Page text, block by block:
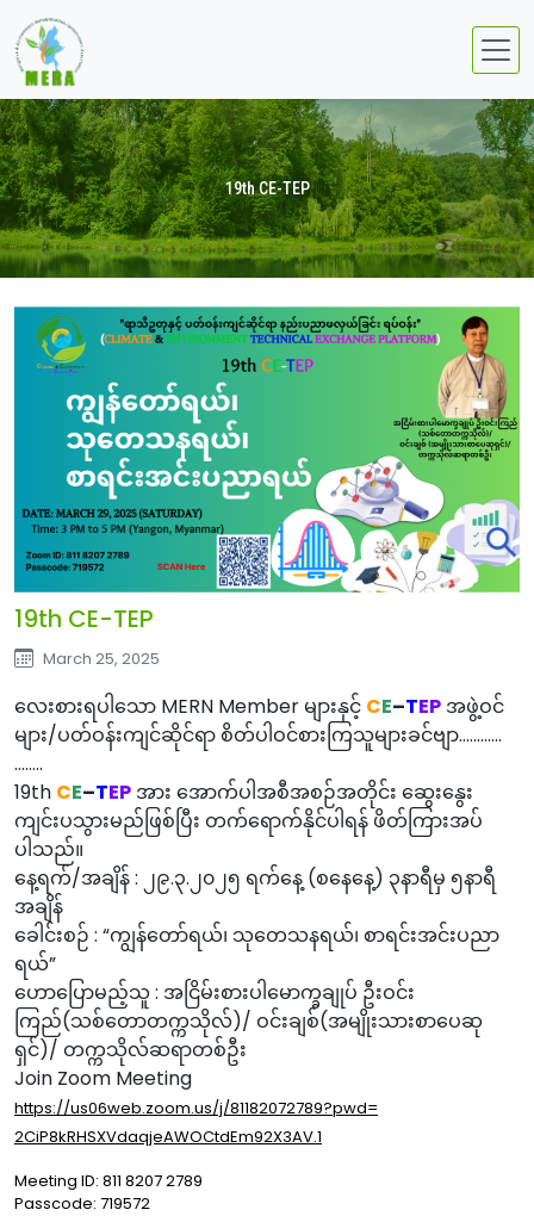
19th CE-TEP
19th CE-TEP
March 25, 2025
လေးစားရပါသော MERN Member များနှင့် CE–TEP အဖွဲ့ဝင်
များ/ပတ်ဝန်းကျင်ဆိုင်ရာ စိတ်ပါဝင်စားကြသူများခင်ဗျာ…………
……..
19th CE–TEP အား အောက်ပါအစီအစဉ်အတိုင်း ဆွေးနွေး
ကျင်းပသွားမည်ဖြစ်ပြီး တက်ရောက်နိုင်ပါရန် ဖိတ်ကြားအပ်
ပါသည်။
နေ့ရက်/အချိန် : ၂၉.၃.၂၀၂၅ ရက်နေ့ (စနေနေ့) ၃နာရီမှ ၅နာရီ
အချိန်
ခေါင်းစဉ် : “ကျွန်တော်ရယ်၊ သုတေသနရယ်၊ စာရင်းအင်းပညာ
ရယ်”
ဟောပြောမည့်သူ : အငြိမ်းစားပါမောက္ခချုပ် ဦးဝင်း
ကြည်(သစ်တောတက္ကသိုလ်)/ ဝင်းချစ်(အမျိုးသားစာပေဆု
ရှင်)/ တက္ကသိုလ်ဆရာတစ်ဦး
Join Zoom Meeting
https://us06web.zoom.us/j/81182072789?pwd=
2CiP8kRHSXVdaqjeAWOCtdEm92X3AV.1
Meeting ID: 811 8207 2789
Passcode: 719572